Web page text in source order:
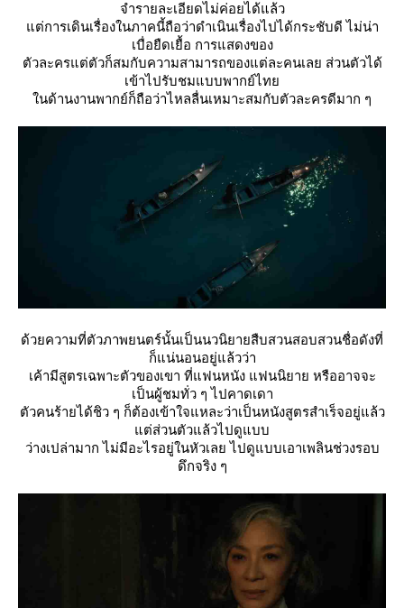
จำรายละเอียดไม่ค่อยได้แล้ว
ต่การเดินเรื่องในภาคนี้ถือว่าดำเนินเรื่องไปได้กระชับดี ไม่น่า
เบื่อยืดเยื้อ การแสดงของ
ตัวละครแต่ตัวก็สมกับความสามารถของแต่ละคนเลย ส่วนตัวได้
เข้าไปรับชมแบบพากย์ไท
นด้านงานพากย์ก็ถือว่าไหลลื่นเหมาะสมกับตัวละครดีมาก ๆ
ด้วยความที่ตัวภาพยนตร์นั้นเป็นนวนิยายสืบสวนสอบสวนชื่อดังที่
ก็แน่นอนอยู่แล้วว่า
เค้ามีสูตรเฉพาะตัวของเขา ที่แฟนหนัง แฟนนิยาย หรืออาจจะ
เป็นผู้ชมทั่ว ๆ ไปคาดเดา
ตัวคนร้ายได้ชิว ๆ ก็ต้องเข้าใจแหละว่าเป็นหนังสูตรสำเร็จอยู่แล้ว
ต่ส่วนตัวแล้วไปดูแบบ
ว่างเปล่ามาก ไม่มีอะไรอยู่ในหัวเลย ไปดูแบบเอาเพลินช่วงรอบ
ดึกจริง ๆ